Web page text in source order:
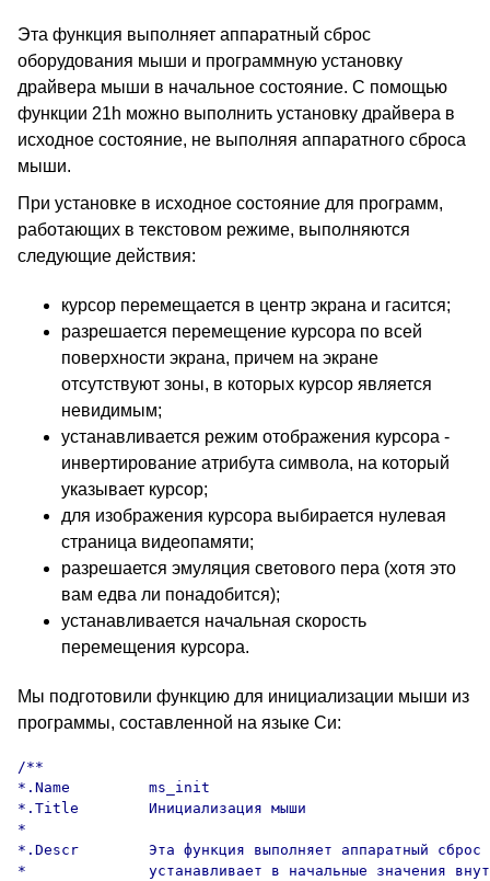
Эта функция выполняет аппаратный сброс
оборудования мыши и программную установку
драйвера мыши в начальное состояние. С помощью
функции 21h можно выполнить установку драйвера в
исходное состояние, не выполняя аппаратного сброса
мыши.
При установке в исходное состояние для программ,
работающих в текстовом режиме, выполняются
следующие действия:
курсор перемещается в центр экрана и гасится;
разрешается перемещение курсора по всей
поверхности экрана, причем на экране
отсутствуют зоны, в которых курсор является
невидимым;
устанавливается режим отображения курсора -
инвертирование атрибута символа, на который
указывает курсор;
для изображения курсора выбирается нулевая
страница видеопамяти;
разрешается эмуляция светового пера (хотя это
вам едва ли понадобится);
устанавливается начальная скорость
перемещения курсора.
Мы подготовили функцию для инициализации мыши из
программы, составленной на языке Си:
/**
*.Name         ms_init
*.Title        Инициализация мыши
*
*.Descr        Эта функция выполняет аппаратный сброс
*              устанавливает в начальные значения